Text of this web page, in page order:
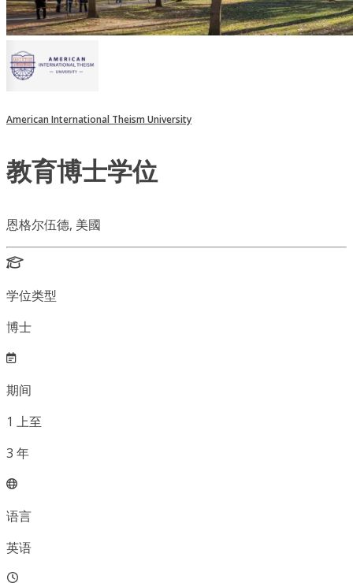
American International Theism University
教育博士学位
恩格尔伍德, 美國
学位类型
博士
期间
1 上至
3 年
语言
英语